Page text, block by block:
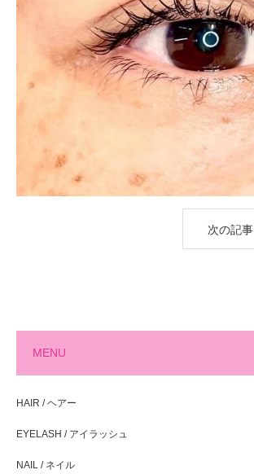
次の記事
MENU
HAIR / ヘアー
EYELASH / アイラッシュ
NAIL / ネイル